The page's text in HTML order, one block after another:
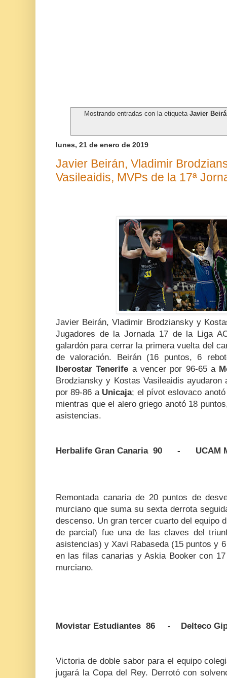
Mostrando entradas con la etiquetaJavier
lunes, 21 de enero de 2019
Javier Beirán, Vladimir
Vasileaidis, MVPs de la 17ª
Javier Beirán, Vladimir Brodziansky y
Jugadores de la Jornada 17 de la Liga
galardón para cerrar la primera vuelta del
de valoración. Beirán (16 puntos, 6
Iberostar Tenerife a vencer por 96-65 a
Brodziansky y Kostas Vasileaidis
por 89-86 a Unicaja; el pívot eslovaco
mientras que el alero griego anotó 18
asistencias.
Herbalife Gran Canaria 90 - UCAM
Remontada canaria de 20 puntos de
murciano que suma su sexta derrota
descenso. Un gran tercer cuarto del equipo
de parcial) fue una de las claves del
asistencias) y Xavi Rabaseda (15 puntos y
en las filas canarias y Askia Booker con
murciano.
Movistar Estudiantes 86 - Delteco
Victoria de doble sabor para el equipo
jugará la Copa del Rey. Derrotó con